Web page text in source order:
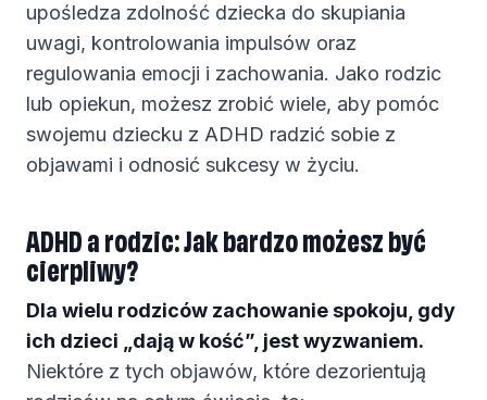
upośledza zdolność dziecka do skupiania
uwagi, kontrolowania impulsów oraz
regulowania emocji i zachowania. Jako rodzic
lub opiekun, możesz zrobić wiele, aby pomóc
swojemu dziecku z ADHD radzić sobie z
objawami i odnosić sukcesy w życiu.
ADHD a rodzic: Jak bardzo możesz być
cierpliwy?
Dla wielu rodziców zachowanie spokoju, gdy
ich dzieci „dają w kość”, jest wyzwaniem.
Niektóre z tych objawów, które dezorientują